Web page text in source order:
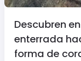
Descubren
enterrada
forma de